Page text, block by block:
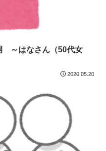
～はなさん（50代女
2020.05.20